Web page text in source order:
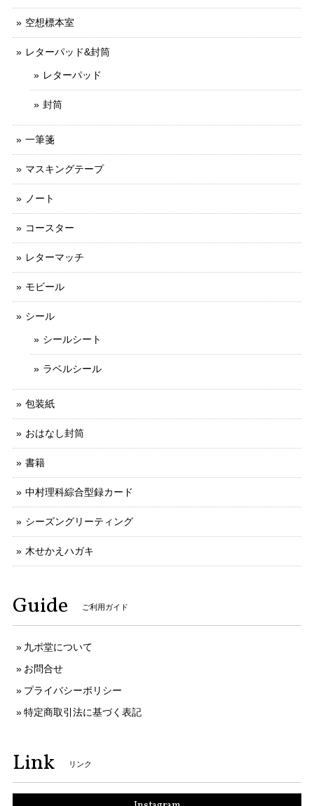
空想標本室
レターパッド&封筒
レターパッド
封筒
一筆箋
マスキングテープ
ノート
コースター
レターマッチ
モビール
シール
シールシート
ラベルシール
包装紙
おはなし封筒
書籍
中村理科綜合型録カード
シーズングリーティング
木せかえハガキ
Guide ご利用ガイド
九ポ堂について
お問合せ
プライバシーポリシー
特定商取引法に基づく表記
Link リンク